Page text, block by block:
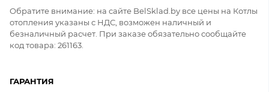
Обратите внимание: на сайте BelSklad.by все цены на Котлы
отопления указаны с НДС, возможен наличный и
безналичный расчет. При заказе обязательно сообщайте
код товара: 261163.
ГАРАНТИЯ